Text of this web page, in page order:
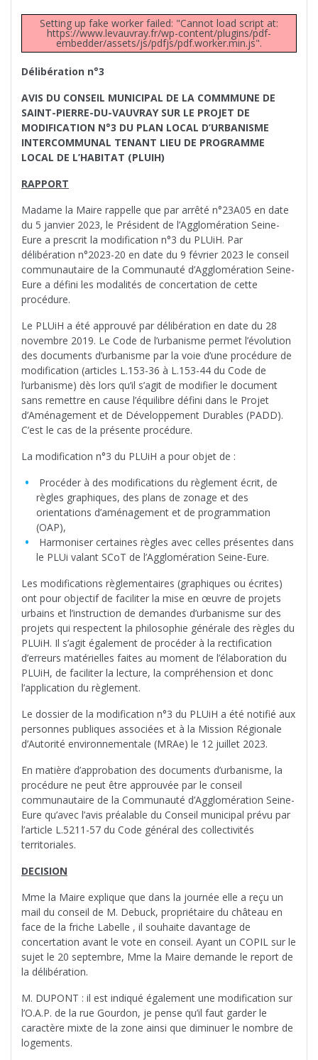
Setting up fake worker failed: "Cannot load script at:
https://www.levauvray.fr/wp-content/plugins/pdf-
embedder/assets/js/pdfjs/pdf.worker.min.js".
Délibération n°3
AVIS DU CONSEIL MUNICIPAL DE LA COMMMUNE DE
SAINT-PIERRE-DU-VAUVRAY SUR LE PROJET DE
MODIFICATION N°3 DU PLAN LOCAL D’URBANISME
INTERCOMMUNAL TENANT LIEU DE PROGRAMME
LOCAL DE L’HABITAT (PLUIH)
RAPPORT
Madame la Maire rappelle que par arrêté n°23A05 en date
du 5 janvier 2023, le Président de l’Agglomération Seine-
Eure a prescrit la modification n°3 du PLUiH. Par
délibération n°2023-20 en date du 9 février 2023 le conseil
communautaire de la Communauté d’Agglomération Seine-
Eure a défini les modalités de concertation de cette
procédure.
Le PLUiH a été approuvé par délibération en date du 28
novembre 2019. Le Code de l’urbanisme permet l’évolution
des documents d’urbanisme par la voie d’une procédure de
modification (articles L.153-36 à L.153-44 du Code de
l’urbanisme) dès lors qu’il s’agit de modifier le document
sans remettre en cause l’équilibre défini dans le Projet
d’Aménagement et de Développement Durables (PADD).
C’est le cas de la présente procédure.
La modification n°3 du PLUiH a pour objet de :
Procéder à des modifications du règlement écrit, de
règles graphiques, des plans de zonage et des
orientations d’aménagement et de programmation
(OAP),
Harmoniser certaines règles avec celles présentes dans
le PLUi valant SCoT de l’Agglomération Seine-Eure.
Les modifications règlementaires (graphiques ou écrites)
ont pour objectif de faciliter la mise en œuvre de projets
urbains et l’instruction de demandes d’urbanisme sur des
projets qui respectent la philosophie générale des règles du
PLUiH. Il s’agit également de procéder à la rectification
d’erreurs matérielles faites au moment de l’élaboration du
PLUiH, de faciliter la lecture, la compréhension et donc
l’application du règlement.
Le dossier de la modification n°3 du PLUiH a été notifié aux
personnes publiques associées et à la Mission Régionale
d’Autorité environnementale (MRAe) le 12 juillet 2023.
En matière d’approbation des documents d’urbanisme, la
procédure ne peut être approuvée par le conseil
communautaire de la Communauté d’Agglomération Seine-
Eure qu’avec l’avis préalable du Conseil municipal prévu par
l’article L.5211-57 du Code général des collectivités
territoriales.
DECISION
Mme la Maire explique que dans la journée elle a reçu un
mail du conseil de M. Debuck, propriétaire du château en
face de la friche Labelle , il souhaite davantage de
concertation avant le vote en conseil. Ayant un COPIL sur le
sujet le 20 septembre, Mme la Maire demande le report de
la délibération.
M. DUPONT : il est indiqué également une modification sur
l’O.A.P. de la rue Gourdon, je pense qu’il faut garder le
caractère mixte de la zone ainsi que diminuer le nombre de
logements.